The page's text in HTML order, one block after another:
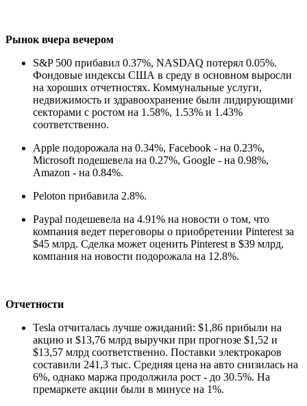
Рынок вчера вечером
S&P 500 прибавил 0.37%, NASDAQ потерял 0.05%.
Фондовые индексы США в среду в основном выросли
на хороших отчетностях. Коммунальные услуги,
недвижимость и здравоохранение были лидирующими
секторами с ростом на 1.58%, 1.53% и 1.43%
соответственно.
Apple подорожала на 0.34%, Facebook - на 0.23%,
Microsoft подешевела на 0.27%, Google - на 0.98%,
Amazon - на 0.84%.
Peloton прибавила 2.8%.
Paypal подешевела на 4.91% на новости о том, что
компания ведет переговоры о приобретении Pinterest за
$45 млрд. Сделка может оценить Pinterest в $39 млрд,
компания на новости подорожала на 12.8%.
Отчетности
Tesla отчиталась лучше ожиданий: $1,86 прибыли на
акцию и $13,76 млрд выручки при прогнозе $1,52 и
$13,57 млрд соответственно. Поставки электрокаров
составили 241,3 тыс. Средняя цена на авто снизилась на
6%, однако маржа продолжила рост - до 30.5%. На
премаркете акции были в минусе на 1%.